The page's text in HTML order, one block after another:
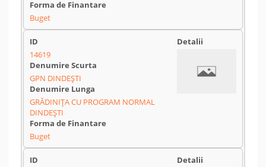
Buget
14619
GPN DINDEȘTI
GRĂDINIȚA CU PROGRAM NORMAL
DINDEȘTI
Buget